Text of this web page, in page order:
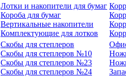
Лотки и накопители для бумаг
Короба для бумаг
Вертикальные накопители
Комплектующие для лотков
Скобы для степлеров
Скобы для степлеров №10
Скобы для степлеров №23
Скобы для степлеров №24